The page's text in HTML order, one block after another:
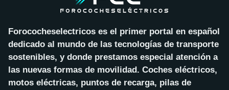
Forococheselectricos es el primer portal en español
dedicado al mundo de las tecnologías de transporte
sostenibles, y donde prestamos especial atención a
las nuevas formas de movilidad. Coches eléctricos,
motos eléctricas, puntos de recarga, pilas de